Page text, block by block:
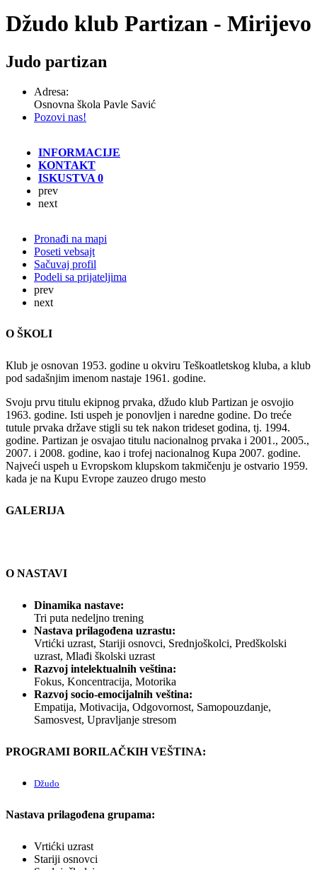
Džudo klub Partizan - Mirijevo
Judo partizan
Adresa:
Osnovna škola Pavle Savić
Pozovi nas!
INFORMACIJE
KONTAKT
ISKUSTVA 0
prev
next
Pronađi na mapi
Poseti vebsajt
Sačuvaj profil
Podeli sa prijateljima
prev
next
O ŠKOLI
Кlub je osnovan 1953. godine u okviru Teškoatletskog kluba, a klub
pod sadašnjim imenom nastaje 1961. godine.
Svoju prvu titulu ekipnog prvaka, džudo klub Partizan je osvojio
1963. godine. Isti uspeh je ponovljen i naredne godine. Do treće
tutule prvaka države stigli su tek nakon trideset godina, tj. 1994.
godine. Partizan je osvajao titulu nacionalnog prvaka i 2001., 2005.,
2007. i 2008. godine, kao i trofej nacionalnog Кupa 2007. godine.
Najveći uspeh u Evropskom klupskom takmičenju je ostvario 1959.
kada je na Кupu Evrope zauzeo drugo mesto
GALERIJA
O NASTAVI
Dinamika nastave:
Tri puta nedeljno trening
Nastava prilagođena uzrastu:
Vrtićki uzrast, Stariji osnovci, Srednjoškolci, Predškolski
uzrast, Mlađi školski uzrast
Razvoj intelektualnih veština:
Fokus, Koncentracija, Motorika
Razvoj socio-emocijalnih veština:
Empatija, Motivacija, Odgovornost, Samopouzdanje,
Samosvest, Upravljanje stresom
PROGRAMI BORILAČKIH VEŠTINA:
Džudo
Nastava prilagođena grupama:
Vrtićki uzrast
Stariji osnovci